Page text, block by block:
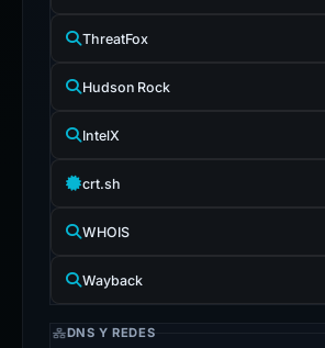
ThreatFox
Hudson Rock
IntelX
crt.sh
WHOIS
Wayback
DNS Y REDES